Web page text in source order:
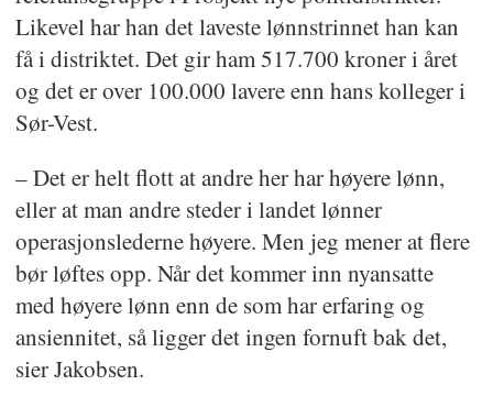
Innlandet 569.000
Oslo 558.500
Møre og
Romsdal
548.200
Nordland 548.200
Sør-Øst 537.700
Likevel har han det laveste lønnstrinnet han kan
få i distriktet. Det gir ham 517.700 kroner i året
og det er over 100.000 lavere enn hans kolleger i
Sør-Vest.
– Det er helt flott at andre her har høyere lønn,
eller at man andre steder i landet lønner
operasjonslederne høyere. Men jeg mener at flere
bør løftes opp. Når det kommer inn nyansatte
med høyere lønn enn de som har erfaring og
ansiennitet, så ligger det ingen fornuft bak det,
sier Jakobsen.